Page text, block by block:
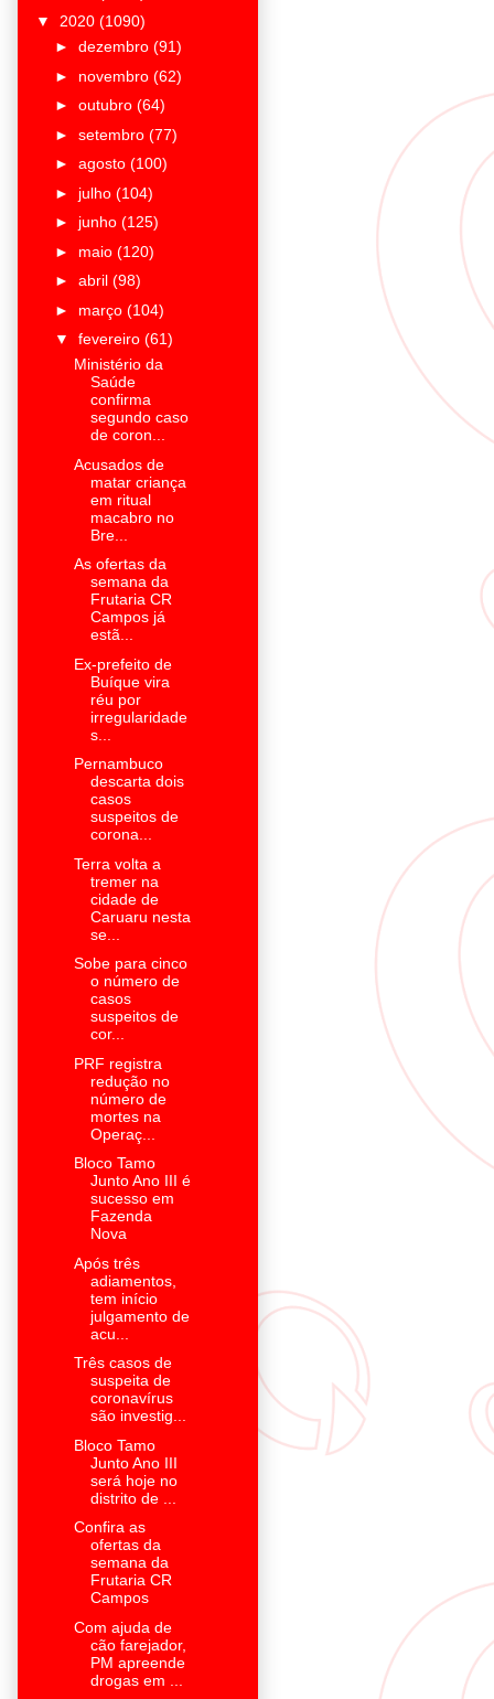
▼ 2020 (1090)
► dezembro (91)
► novembro (62)
► outubro (64)
► setembro (77)
► agosto (100)
► julho (104)
► junho (125)
► maio (120)
► abril (98)
► março (104)
▼ fevereiro (61)
Ministério da
Saúde
confirma
segundo caso
de coron...
Acusados de
matar criança
em ritual
macabro no
Bre...
As ofertas da
semana da
Frutaria CR
Campos já
estã...
Ex-prefeito de
Buíque vira
réu por
irregularidade
s...
Pernambuco
descarta dois
casos
suspeitos de
corona...
Terra volta a
tremer na
cidade de
Caruaru nesta
se...
Sobe para cinco
o número de
casos
suspeitos de
cor...
PRF registra
redução no
número de
mortes na
Operaç...
Bloco Tamo
Junto Ano III é
sucesso em
Fazenda
Nova
Após três
adiamentos,
tem início
julgamento de
acu...
Três casos de
suspeita de
coronavírus
são investig...
Bloco Tamo
Junto Ano III
será hoje no
distrito de ...
Confira as
ofertas da
semana da
Frutaria CR
Campos
Com ajuda de
cão farejador,
PM apreende
drogas em ...